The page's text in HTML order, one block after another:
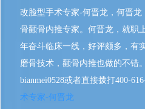
改脸型手术专家-何晋龙，何晋
骨颧骨内推专家。何晋龙，就职
年奋斗临床一线，好评颇多，有
磨骨技术，颧骨内推也做的不错
bianmei0528或者直接拨打400-
术专家-何晋龙